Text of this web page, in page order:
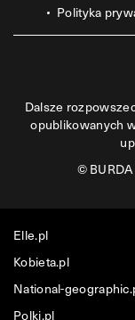
Polityka
Dalsze
opublikowanych
©BURDA
Elle.pl
Kobieta.pl
National-
Polki.pl